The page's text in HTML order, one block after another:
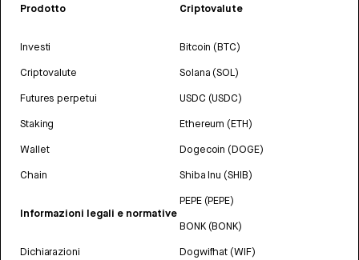
Prodotto
Investi
Criptovalute
Futures perpetui
Staking
Wallet
Chain
Informazioni legali e normative
Dichiarazioni
Criptovalute
Bitcoin (BTC)
Solana (SOL)
USDC (USDC)
Ethereum (ETH)
Dogecoin (DOGE)
Shiba Inu (SHIB)
PEPE (PEPE)
BONK (BONK)
Dogwifhat (WIF)